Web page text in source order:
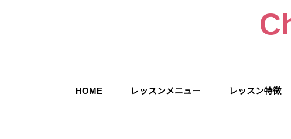
HOME レッスンメニュー レッスン特徴